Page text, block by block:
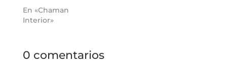
En «Chaman
Interior»
0 comentarios